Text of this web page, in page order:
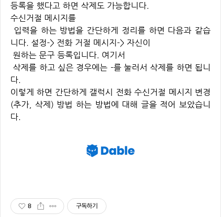
등록을 했다고 하면 삭제도 가능합니다.
수신거절 메시지를
입력을 하는 방법을 간단하게 정리를 하면 다음과 같습
니다. 설정-> 전화 거절 메시지-> 자신이
원하는 문구 등록입니다. 여기서
삭제를 하고 싶은 경우에는 -를 눌러서 삭제를 하면 됩니
다.
이렇게 하면 간단하게 갤럭시 전화 수신거절 메시지 변경
(추가, 삭제) 방법 하는 방법에 대해 글을 적어 보았습니
다.
8 구독하기